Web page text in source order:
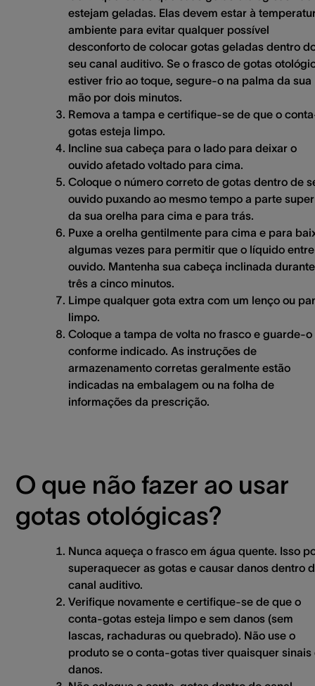
estejam geladas. Elas devem estar à
ambiente para evitar qualquer possível
desconforto de colocar gotas geladas dentro
seu canal auditivo. Se o frasco de gotas
estiver frio ao toque, segure-o na palma da sua
mão por dois minutos.
Remova a tampa e certifique-se de que o
gotas esteja limpo.
Incline sua cabeça para o lado para deixar o
ouvido afetado voltado para cima.
Coloque o número correto de gotas dentro de
ouvido puxando ao mesmo tempo a parte
da sua orelha para cima e para trás.
Puxe a orelha gentilmente para cima e para
algumas vezes para permitir que o líquido
ouvido. Mantenha sua cabeça inclinada durante
três a cinco minutos.
Limpe qualquer gota extra com um lenço ou
limpo.
Coloque a tampa de volta no frasco e guarde-o
conforme indicado. As instruções de
armazenamento corretas geralmente estão
indicadas na embalagem ou na folha de
informações da prescrição.
O que não fazer ao usar
gotas otológicas?
Nunca aqueça o frasco em água quente. Isso
superaquecer as gotas e causar danos dentro
canal auditivo.
Verifique novamente e certifique-se de que o
conta-gotas esteja limpo e sem danos (sem
lascas, rachaduras ou quebrado). Não use o
produto se o conta-gotas tiver quaisquer sinais
danos.